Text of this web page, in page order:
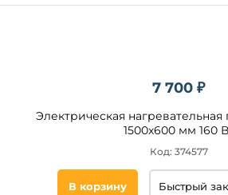
7 700 ₽
Электрическая нагревательная
1500х600 мм 160
Код: 374577
В корзину Быстрый